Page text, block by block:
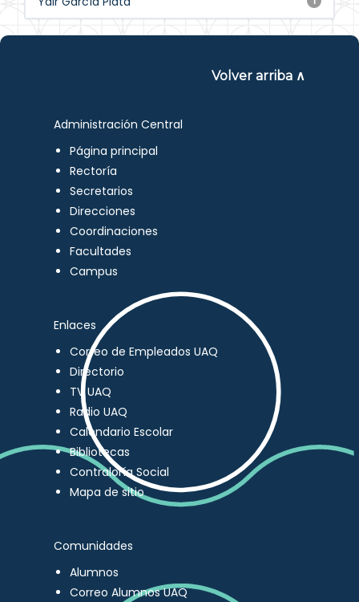
Volver arriba ∧
Administración Central
Página principal
Rectoría
Secretarios
Direcciones
Coordinaciones
Facultades
Campus
Enlaces
Correo de Empleados UAQ
Directorio
TV UAQ
Radio UAQ
Calendario Escolar
Bibliotecas
Contraloría Social
Mapa de sitio
Comunidades
Alumnos
Correo Alumnos UAQ